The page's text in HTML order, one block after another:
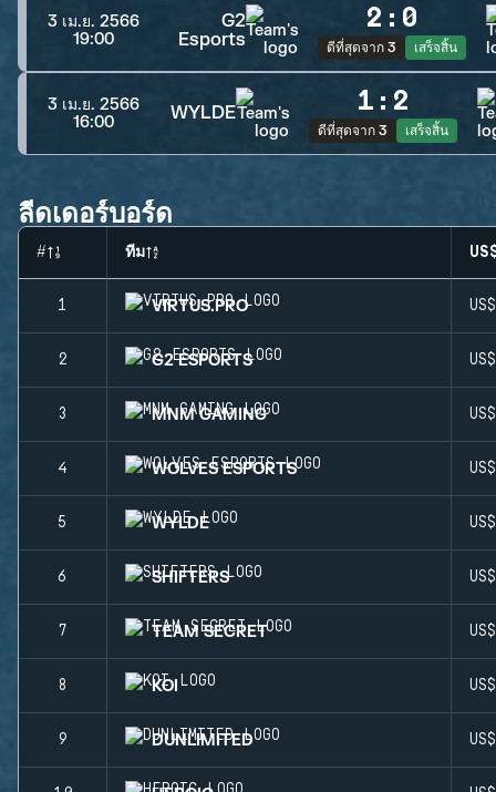
3 เม.ย. 2566
19:00
G2
Esports
2 : 0
ดีที่สุดจาก 3 เสร็จสิ้น
3 เม.ย. 2566
16:00
WYLDE 1 : 2
ดีที่สุดจาก 3 เสร็จสิ้น
ลีดเดอร์บอร์ด
# ทีม
1 VIRTUS.PRO
2 G2 ESPORTS
3 MNM GAMING
4 WOLVES ESPORTS
5 WYLDE
6 SHIFTERS
7 TEAM SECRET
8 KOI
9 DUNLIMITED